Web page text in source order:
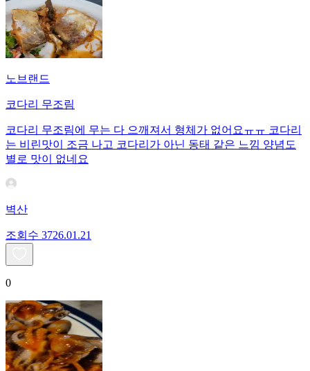
노브랜드
코다리 무조림
코다리 무조림에 무는 다 으깨져서 형체가 없어요ㅠㅠ 코다리
는 비린맛이 조금 나고 코다리가 아닌 동태 같은 느낌 양념도
별로 맛이 없네요
벽산
조회수 3726.01.21
0